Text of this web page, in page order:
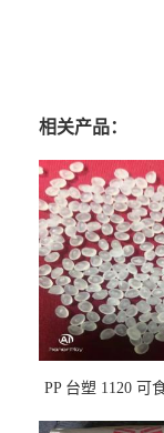
相关产品：
PP 台塑 1120 可